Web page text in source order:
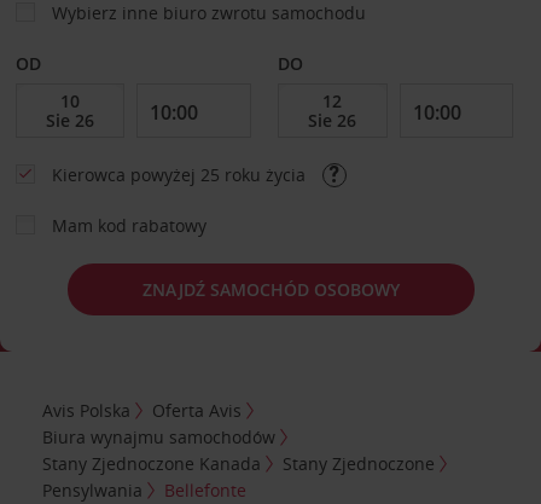
Wybierz inne biuro zwrotu samochodu
OD DO
Kierowca powyżej 25 roku życia
Mam kod rabatowy
ZNAJDŹ SAMOCHÓD OSOBOWY
Avis Polska
Oferta Avis
Biura wynajmu samochodów
Stany Zjednoczone Kanada
Stany Zjednoczone
Pensylwania
Bellefonte